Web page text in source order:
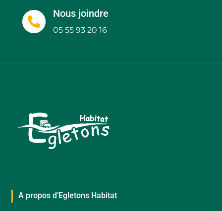

Nous joindre
05 55 93 20 16
A propos d’Egletons Habitat